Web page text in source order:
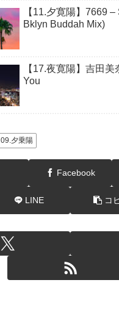
【11.夕寛陽】7669
Bklyn Buddah Mix)
【17.夜寛陽】吉田美
You
09.夕乗陽
Facebook
LINE コ